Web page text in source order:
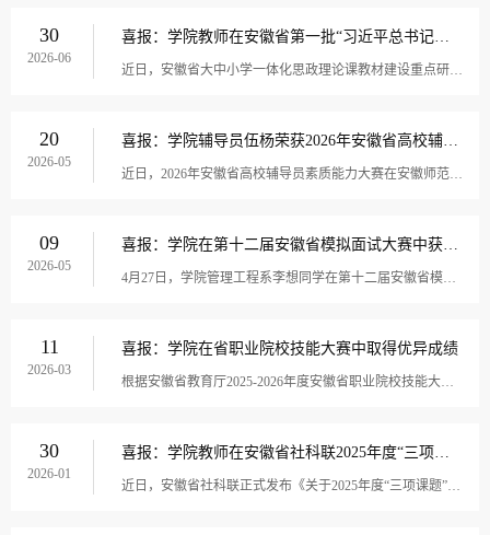
30
2026-06
喜报：学院教师在安徽省第一批“习近平总书记地方重大实践与重要论述进课程教材”案例成果评...
近日，安徽省大中小学一体化思政理论课教材建设重点研究基地正式发布《2026 年第一批“习近平总书记地方重大实践与重要论述进课程教材”案例成果评审结果》，公布评选获奖名单。马克思主义学院周悦老师的《数智赋能乡村振兴——VR技术视域下安徽金寨大湾村...
20
2026-05
喜报：学院辅导员伍杨荣获2026年安徽省高校辅导员素质能力大赛三等奖
近日，2026年安徽省高校辅导员素质能力大赛在安徽师范大学圆满落幕，学院电气工程系辅导员伍杨获三等奖。本次大赛由中共安徽省委教育工委主办、教育部高校思想政治工作队伍培训研修中心（安徽师范大学）承办，全省115所高校158名优秀辅导员同台竞技、激烈...
09
2026-05
喜报：学院在第十二届安徽省模拟面试大赛中获得铜奖
4月27日，学院管理工程系李想同学在第十二届安徽省模拟面试大赛决赛中荣获铜奖。大赛由共青团安徽省委、安徽省学生联合会主办，自2025年9月正式启动以来，学院团委通过广泛宣传、积极动员，择优推荐两名优秀学子参加省级复赛。李想同学凭借扎实的专业功底...
11
2026-03
喜报：学院在省职业院校技能大赛中取得优异成绩
根据安徽省教育厅2025-2026年度安徽省职业院校技能大赛获奖名单公示结果，学院在中高职两个组别赛事中共获奖项38个，其中高职组获得一等奖4项、二等奖5项、三等奖26项，中职组取得一等奖1项、三等奖2项。为争创佳绩，学院各系部高度重视、精心部署，从选手...
30
2026-01
喜报：学院教师在安徽省社科联2025年度“三项课题”研究成果评选中荣获两项二等奖
近日，安徽省社科联正式发布《关于2025年度“三项课题”研究活动优秀成果和先进单位的通报》，公布本年度“三项课题”研究活动获奖成果名单。马克思主义学院毛晓慧老师的《ChatGPT类生成式人工智能赋能主流意识形态话语权建设》、张俊老师的《长江文化精神...